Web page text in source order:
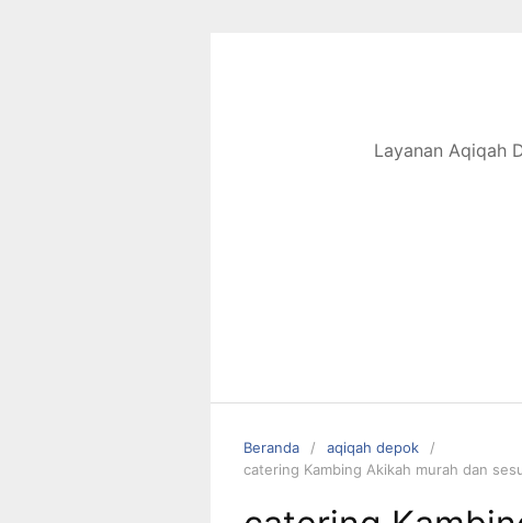
Layanan Aqiqah
Beranda
aqiqah depok
catering Kambing Akikah murah dan